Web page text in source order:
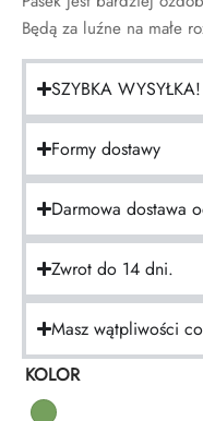
Będą za luźne na małe
SZYBKA WYSYŁKA!
Formy dostawy
Darmowa dostawa
Zwrot do 14 dni.
Masz wątpliwości
KOLOR